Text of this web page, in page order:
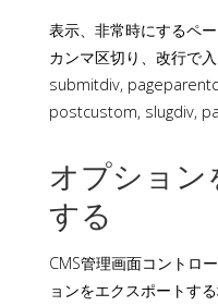
表示、非常時にするペ
カンマ区切り、改行で入
submitdiv,
postcustom, slugdiv,
オプション
する
CMS管理画面コントロ
ョンをエクスポートす